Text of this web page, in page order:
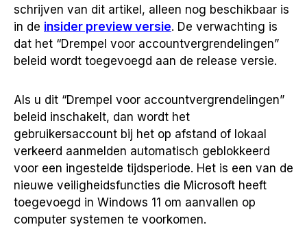
schrijven van dit artikel, alleen nog beschikbaar is
in de insider preview versie. De verwachting is
dat het “Drempel voor accountvergrendelingen”
beleid wordt toegevoegd aan de release versie.
Als u dit “Drempel voor accountvergrendelingen”
beleid inschakelt, dan wordt het
gebruikersaccount bij het op afstand of lokaal
verkeerd aanmelden automatisch geblokkeerd
voor een ingestelde tijdsperiode. Het is een van de
nieuwe veiligheidsfuncties die Microsoft heeft
toegevoegd in Windows 11 om aanvallen op
computer systemen te voorkomen.